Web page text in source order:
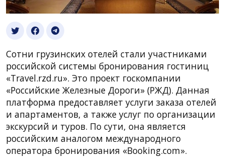
Сотни грузинских отелей стали участниками
российской системы бронирования гостиниц
«Travel.rzd.ru». Это проект госкомпании
«Российские Железные Дороги» (РЖД). Данная
платформа предоставляет услуги заказа отелей
и апартаментов, а также услуг по организации
экскурсий и туров. По сути, она является
российским аналогом международного
оператора бронирования «Booking.com».